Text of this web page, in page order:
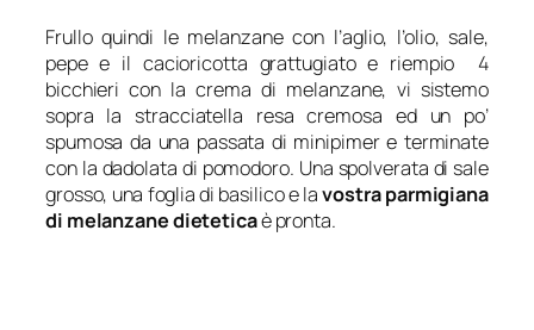
Frullo quindi le melanzane con l’aglio, l’olio, sale,
pepe e il cacioricotta grattugiato e riempio 4
bicchieri con la crema di melanzane, vi sistemo
sopra la stracciatella resa cremosa ed un po’
spumosa da una passata di minipimer e terminate
con la dadolata di pomodoro. Una spolverata di sale
grosso, una foglia di basilico e lavostra parmigiana
di melanzane dieteticaè pronta.